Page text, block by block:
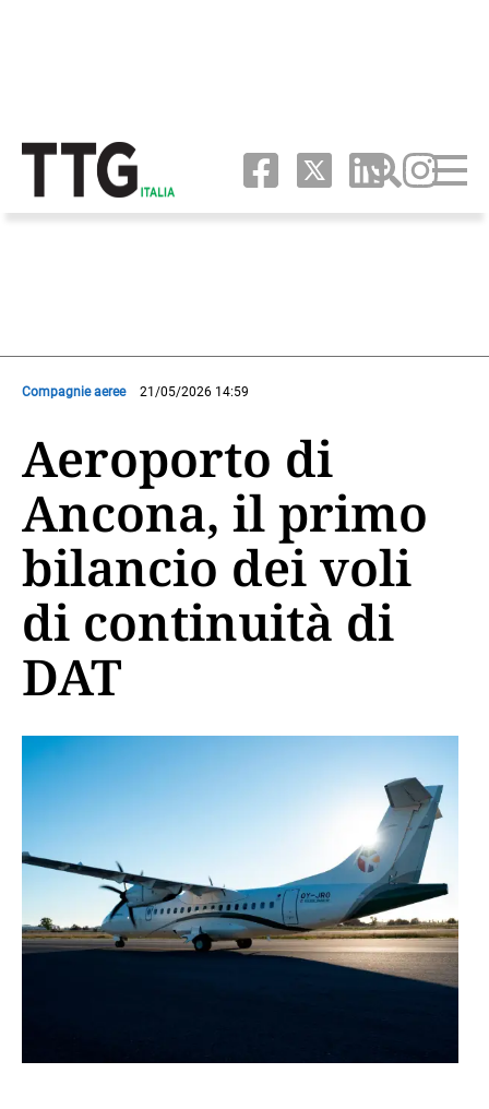
Compagnie aeree 21/05/2026 14:59
Aeroporto di
Ancona, il primo
bilancio dei voli
di continuità di
DAT